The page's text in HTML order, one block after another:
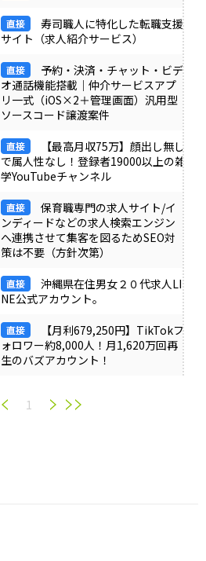
寿司職人に特化した転職支援
サイト（求人紹介サービス）
予約・決済・チャット・ビデ
オ通話機能搭載｜仲介サービスアプ
リ一式（iOS×2＋管理画面）汎用型
ソースコード譲渡案件
【最高月収75万】顔出し無し
で属人性なし！登録者19000以上の雑
学YouTubeチャンネル
保育職専門の求人サイト/イ
ンディードなどの求人検索エンジン
へ連携させて集客を図るためSEO対
策は不要（方針次第）
沖縄県在住男女２０代求人LI
NE公式アカウント。
【月利679,250円】TikTokフ
ォロワー約8,000人！月1,620万回再
生のバズアカウント！
1